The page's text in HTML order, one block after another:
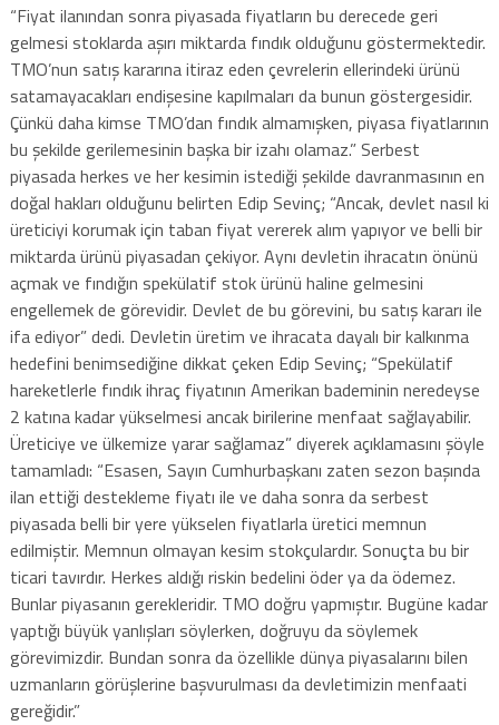
“Fiyat ilanından sonra piyasada fiyatların bu derecede geri
gelmesi stoklarda aşırı miktarda fındık olduğunu göstermektedir.
TMO’nun satış kararına itiraz eden çevrelerin ellerindeki ürünü
satamayacakları endişesine kapılmaları da bunun göstergesidir.
Çünkü daha kimse TMO’dan fındık almamışken, piyasa fiyatlarının
bu şekilde gerilemesinin başka bir izahı olamaz.” Serbest
piyasada herkes ve her kesimin istediği şekilde davranmasının en
doğal hakları olduğunu belirten Edip Sevinç; “Ancak, devlet nasıl ki
üreticiyi korumak için taban fiyat vererek alım yapıyor ve belli bir
miktarda ürünü piyasadan çekiyor. Aynı devletin ihracatın önünü
açmak ve fındığın spekülatif stok ürünü haline gelmesini
engellemek de görevidir. Devlet de bu görevini, bu satış kararı ile
ifa ediyor” dedi. Devletin üretim ve ihracata dayalı bir kalkınma
hedefini benimsediğine dikkat çeken Edip Sevinç; “Spekülatif
hareketlerle fındık ihraç fiyatının Amerikan bademinin neredeyse
2 katına kadar yükselmesi ancak birilerine menfaat sağlayabilir.
Üreticiye ve ülkemize yarar sağlamaz” diyerek açıklamasını şöyle
tamamladı: “Esasen, Sayın Cumhurbaşkanı zaten sezon başında
ilan ettiği destekleme fiyatı ile ve daha sonra da serbest
piyasada belli bir yere yükselen fiyatlarla üretici memnun
edilmiştir. Memnun olmayan kesim stokçulardır. Sonuçta bu bir
ticari tavırdır. Herkes aldığı riskin bedelini öder ya da ödemez.
Bunlar piyasanın gerekleridir. TMO doğru yapmıştır. Bugüne kadar
yaptığı büyük yanlışları söylerken, doğruyu da söylemek
görevimizdir. Bundan sonra da özellikle dünya piyasalarını bilen
uzmanların görüşlerine başvurulması da devletimizin menfaati
gereğidir.”